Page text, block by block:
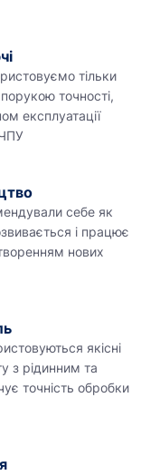
тільки
точності,
експлуатації
себе як
і працює
нових
якісні
з рідинним та
точність обробки